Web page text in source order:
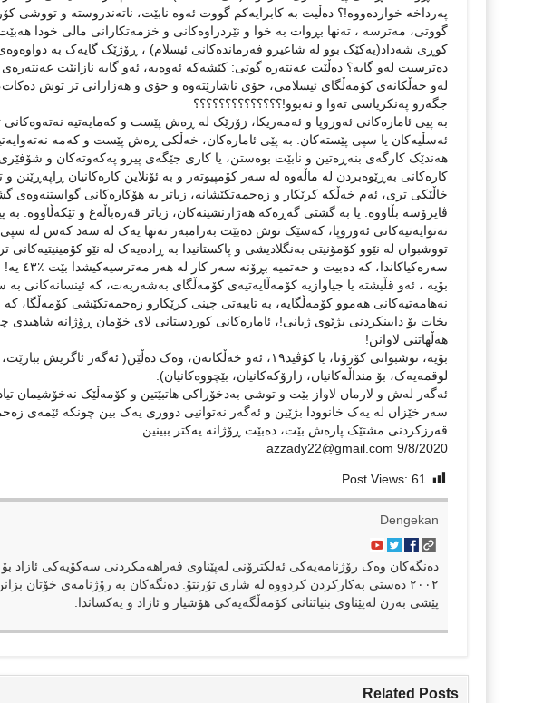
پەرداخە خواردەووە!؟ دەڵیت بە کابرایەکم گووت ئەوە نابێت، ناتەندروستە و تووشی
گووتی، مەترسە ، تەنها بڕوات بە خوا و نێردراوەکانی و خزمەتکارانی مالی خودا
کوڕی شەداد(یەکێک بوو لە شاعیرو فەرماندەکانی ئیسلام) ، ڕۆژێک گایەک بە
دەترسیت لەو گایە؟ دەڵێت عەنتەرە گوتی: کێشەکە ئەوەیە، ئەو گایە نازانێت
لەو خەڵکانەی کۆمەڵگای ئیسلامی، خۆی ناشارێتەوە و خۆی و هەزارانی تر توش
جگەرو پەنکریاسی تەوا و نەبوو!؟؟؟؟؟؟؟؟؟؟؟؟؟؟
بە پیی ئامارەکانی ئەوروپا و ئەمەریکا، زۆرێک لە ڕەش پێست و کەمایەتیە نەتەوەکانی
ئەسڵیەکان یا سپی پێستەکان. بە پێی ئامارەکان، خەڵکی ڕەش پێست و کەمە
هەندێک کارگەی بنەڕەتین و نابێت بوەستن، یا کاری جێگەی پیرو پەکەوتەکان و
کارەکانی بەڕێوەبردن لە ماڵەوە لە سەر کۆمپیوتەر و بە ئۆنلاین کارەکانیان ڕاپەڕێنن و
خاڵێکی تری، ئەم خەڵکە کرێکار و زەحمەتکێشانە، زیاتر بە هۆکارەکانی گواستنەوەی
نەتوایەتیەکانی ئەوروپا، کەسێک توش دەبێت بەرامبەر تەنها یەک لە سەد کەس لە سپی
تووشبوان لە نێوو کۆمۆنیتی بەنگلادیشی و پاکستانیدا بە ڕادەیەک لە نێو کۆمینیتیەکانی
سەرەکیاکاندا، کە دەبیت و حەتمیە بڕۆنە سەر کار لە هەر مەترسیەکیشدا بێت ٪٤٣ یە!
بۆیە ، ئەو قڵیشتە یا جیاوازیە کۆمەڵایەتیەی کۆمەڵگای بەشەریەت، کە ئینسانەکانی
نەهامەتیەکانی هەموو کۆمەڵگایە، بە تایبەتی چینی کرێکارو زەحمەتکێشی کۆمەڵگا،
بخات بۆ دابینکردنی بژێوی ژیانی!، ئامارەکانی کوردستانی لای خۆمان ڕۆژانە
هەڵهاتنی لاوانن!
بۆیە، توشبوانی کۆرۆنا، یا کۆڤید١٩، ئەو خەڵکانەن، وەک دەڵێن(
لوقمەیەک، بۆ منداڵەکانیان، زارۆکەکانیان، بێچووەکانیان).
ئەگەر لەش و لارمان لاواز بێت و توشی بەدخۆراکی هاتبێتین و کۆمەڵێک نەخۆشیمان
سەر خێزان لە یەک خانوودا بژێین و ئەگەر نەتوانیی دووری یەک بین چونکە ئێمەی
قەرزکردنی مشتێک پارەش بێت، دەبێت ڕۆژانە یەکتر ببینین.
azzady22@gmail.com 9/8/2020
Post Views: 61
Dengekan
٢٠٠٢ دەستی بەکارکردن کردووە لە شاری تۆرنتۆ. دەنگەکان بە رۆژنامەی خۆتان
پێشی بەرن لەپێناوی بنیاتنانی کۆمەڵگەیەکی هۆشیار و ئازاد و یەکساندا.
Related Posts